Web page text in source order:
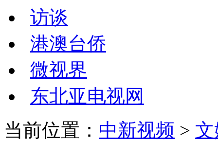
访谈
港澳台侨
微视界
东北亚电视网
当前位置： 中新视频 >